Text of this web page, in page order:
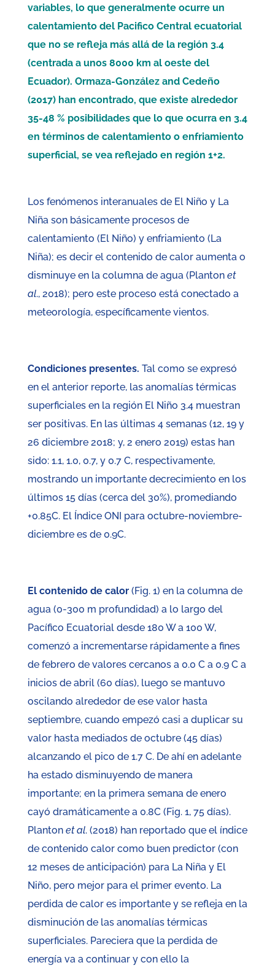
variables, lo que generalmente ocurre un
calentamiento del Pacifico Central ecuatorial
que no se refleja más allá de la región 3.4
(centrada a unos 8000 km al oeste del
Ecuador). Ormaza-González and Cedeño
(2017) han encontrado, que existe alrededor
35-48 % posibilidades que lo que ocurra en 3.4
en términos de calentamiento o enfriamiento
superficial, se vea reflejado en región 1+2.
Los fenómenos interanuales de El Niño y La
Niña son básicamente procesos de
calentamiento (El Niño) y enfriamiento (La
Niña); es decir el contenido de calor aumenta o
disminuye en la columna de agua (Planton et
al., 2018); pero este proceso está conectado a
meteorología, específicamente vientos.
Condiciones presentes. Tal como se expresó
en el anterior reporte, las anomalías térmicas
superficiales en la región El Niño 3.4 muestran
ser positivas. En las últimas 4 semanas (12, 19 y
26 diciembre 2018; y, 2 enero 2019) estas han
sido: 1.1, 1.0, 0.7, y 0.7 C, respectivamente,
mostrando un importante decrecimiento en los
últimos 15 días (cerca del 30%), promediando
+0.85C. El Índice ONI para octubre-noviembre-
diciembre es de 0.9C.
El contenido de calor(Fig. 1) en la columna de
agua (0-300 m profundidad) a lo largo del
Pacífico Ecuatorial desde 180 W a 100 W,
comenzó a incrementarse rápidamente a fines
de febrero de valores cercanos a 0.0 C a 0.9 C a
inicios de abril (60 días), luego se mantuvo
oscilando alrededor de ese valor hasta
septiembre, cuando empezó casi a duplicar su
valor hasta mediados de octubre (45 días)
alcanzando el pico de 1.7 C. De ahí en adelante
ha estado disminuyendo de manera
importante; en la primera semana de enero
cayó dramáticamente a 0.8C (Fig. 1, 75 días).
Planton et al. (2018) han reportado que el índice
de contenido calor como buen predictor (con
12 meses de anticipación) para La Niña y El
Niño, pero mejor para el primer evento. La
perdida de calor es importante y se refleja en la
disminución de las anomalías térmicas
superficiales. Pareciera que la perdida de
energía va a continuar y con ello la